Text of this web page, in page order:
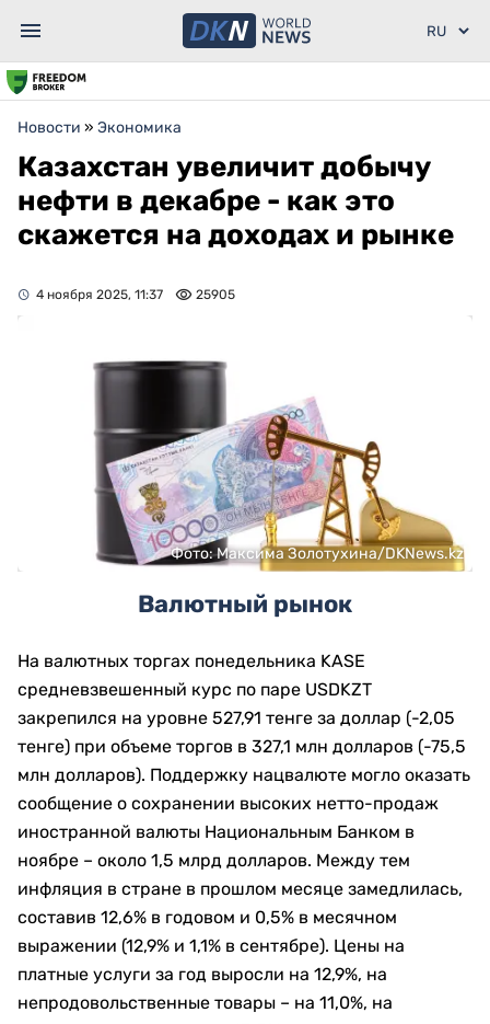
Новости » Экономика
Казахстан увеличит добычу
нефти в декабре - как это
скажется на доходах и рынке
4 ноября 2025, 11:37 25905
Фото: Максима Золотухина/DKNews.kz
Валютный рынок
На валютных торгах понедельника KASE
средневзвешенный курс по паре USDKZT
закрепился на уровне 527,91 тенге за доллар (-2,05
тенге) при объеме торгов в 327,1 млн долларов (-75,5
млн долларов). Поддержку нацвалюте могло оказать
сообщение о сохранении высоких нетто-продаж
иностранной валюты Национальным Банком в
ноябре – около 1,5 млрд долларов. Между тем
инфляция в стране в прошлом месяце замедлилась,
составив 12,6% в годовом и 0,5% в месячном
выражении (12,9% и 1,1% в сентябре). Цены на
платные услуги за год выросли на 12,9%, на
непродовольственные товары – на 11,0%, на